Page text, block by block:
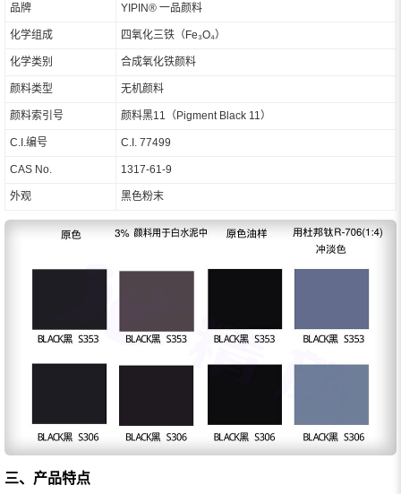
品牌 YIPIN® 一品颜料
化学组成 四氧化三铁（Fe₃O₄）
化学类别 合成氧化铁颜料
颜料类型 无机颜料
颜料索引号 颜料黑11（Pigment Black 11）
C.I.编号 C.I. 77499
CAS No. 1317-61-9
外观 黑色粉末
三、产品特点